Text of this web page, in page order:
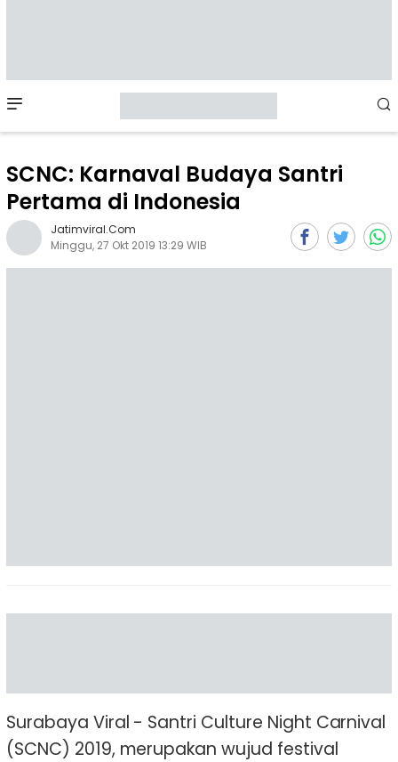
Menu
SCNC: Karnaval Budaya Santri
Pertama di Indonesia
Jatimviral.com
Minggu, 27 Okt 2019 13:29 WIB
Surabaya Viral - Santri Culture Night Carnival
(SCNC) 2019, merupakan wujud festival